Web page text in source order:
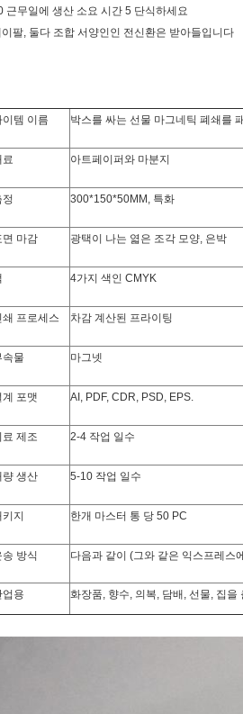
근무일에 생산 소요 시간 5 단식하세요
팔, 둘다 조합 서양인인 전신환은 받아들입니다
이템 이름 박스를 싸는 선물 마그네틱 폐쇄를
료 아트페이퍼와 마분지
정 300*150*50MM, 특화
면 마감 광택이 나는 엷은 조각 모양, 은박
4가지 색인 CMYK
쇄 프로세스 차감 계산된 프라이팅
속물 마그넷
계 포맷 AI, PDF, CDR, PSD, EPS.
료 제조 2-4 작업 일수
량 생산 5-10 작업 일수
지 한개 마스터 통 당 50 PC
송 방식 다음과 같이 (그와 같은 익스프레스
업용 화장품, 향수, 의복, 담배, 선물, 집